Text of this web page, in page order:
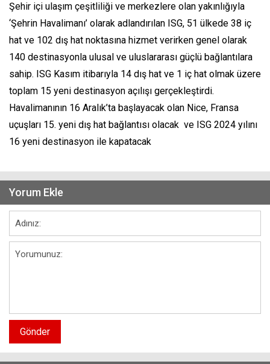
Şehir içi ulaşım çeşitliliği ve merkezlere olan yakınlığıyla
‘Şehrin Havalimanı’ olarak adlandırılan ISG, 51 ülkede 38 iç
hat ve 102 dış hat noktasına hizmet verirken genel olarak
140 destinasyonla ulusal ve uluslararası güçlü bağlantılara
sahip. ISG Kasım itibarıyla 14 dış hat ve 1 iç hat olmak üzere
toplam 15 yeni destinasyon açılışı gerçekleştirdi.
Havalimanının 16 Aralık’ta başlayacak olan Nice, Fransa
uçuşları 15. yeni dış hat bağlantısı olacak ve ISG 2024 yılını
16 yeni destinasyon ile kapatacak
Yorum Ekle
Gönder